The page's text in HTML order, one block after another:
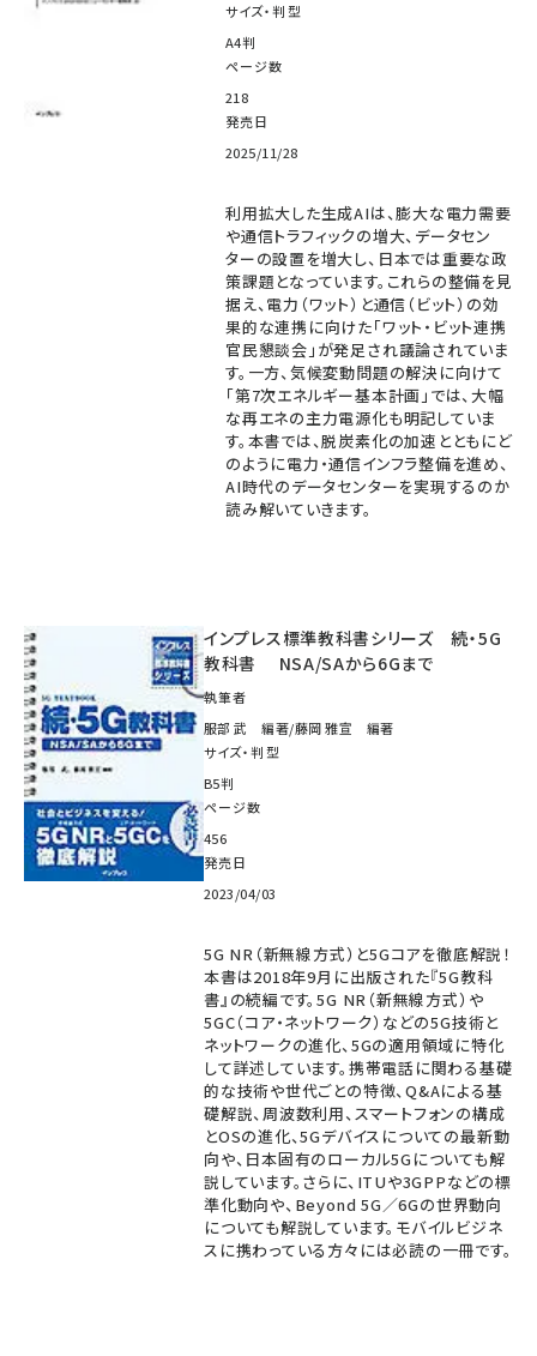
サイズ・判型
A4判
ページ数
218
発売日
2025/11/28
利用拡大した生成AIは、膨大な電力需要
や通信トラフィックの増大、データセン
ターの設置を増大し、日本では重要な政
策課題となっています。これらの整備を見
据え、電力（ワット）と通信（ビット）の効
果的な連携に向けた「ワット・ビット連携
官民懇談会」が発足され議論されていま
す。一方、気候変動問題の解決に向けて
「第7次エネルギー基本計画」では、大幅
な再エネの主力電源化も明記していま
す。本書では、脱炭素化の加速とともにど
のように電力・通信インフラ整備を進め、
AI時代のデータセンターを実現するのか
読み解いていきます。
インプレス標準教科書シリーズ 続・5G
教科書 NSA/SAから6Gまで
執筆者
服部 武 編著/藤岡 雅宣 編著
サイズ・判型
B5判
ページ数
456
発売日
2023/04/03
5G NR（新無線方式）と5Gコアを徹底解説！
本書は2018年9月に出版された『5G教科
書』の続編です。5G NR（新無線方式）や
5GC（コア・ネットワーク）などの5G技術と
ネットワークの進化、5Gの適用領域に特化
して詳述しています。携帯電話に関わる基礎
的な技術や世代ごとの特徴、Q&Aによる基
礎解説、周波数利用、スマートフォンの構成
とOSの進化、5Gデバイスについての最新動
向や、日本固有のローカル5Gについても解
説しています。さらに、ITUや3GPPなどの標
準化動向や、Beyond 5G／6Gの世界動向
についても解説しています。モバイルビジネ
スに携わっている方々には必読の一冊です。